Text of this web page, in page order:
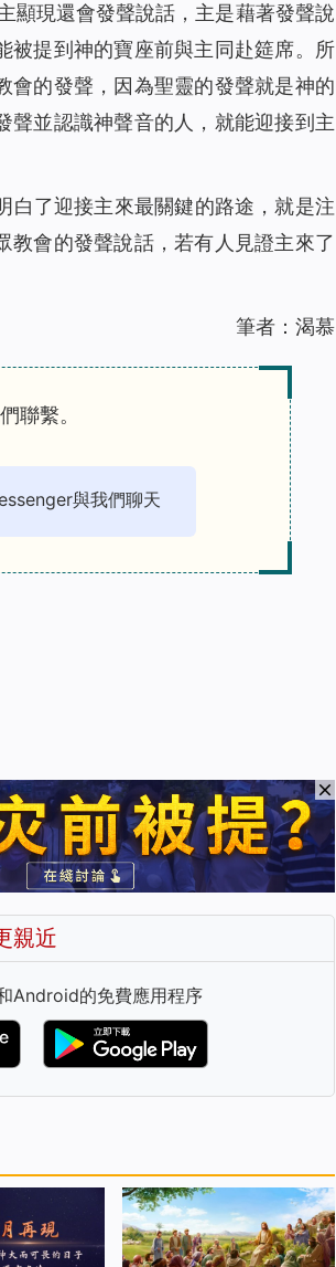
顯現還會發聲說話，主是藉著發聲說
被提到神的寶座前與主同赴筵席。所
會的發聲，因為聖靈的發聲就是神的
聲並認識神聲音的人，就能迎接到主
白了迎接主來最關鍵的路途，就是注
教會的發聲說話，若有人見證主來了
筆者：渴慕
聯繫。
與我們聊天
親近
Android的免費應用程序